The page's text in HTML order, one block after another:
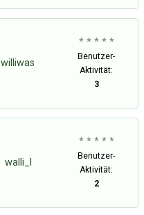
williwas
* * * * *
Benutzer-
Aktivität:
3
walli_l
* * * * *
Benutzer-
Aktivität:
2